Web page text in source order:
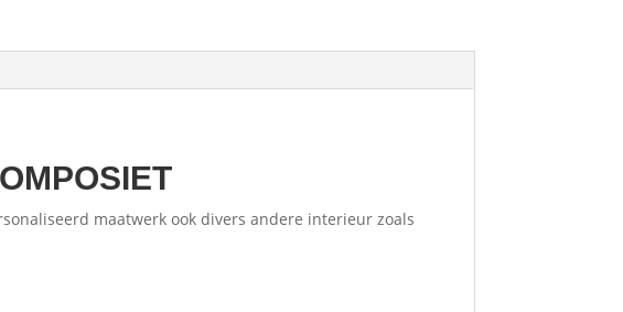
maatwerk ook divers andere interieur zoals